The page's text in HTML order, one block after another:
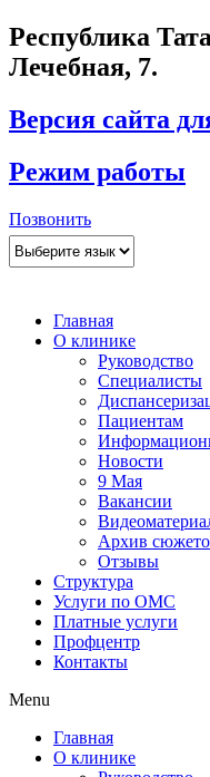
Республика
Лечебная, 7.
Версия сайта
Режим работы
Позвонить
Главная
О клинике
Руководство
Специалисты
Пациентам
Новости
9 Мая
Вакансии
Архив
Отзывы
Структура
Услуги по ОМС
Платные услуги
Профцентр
Контакты
Menu
Главная
О клинике